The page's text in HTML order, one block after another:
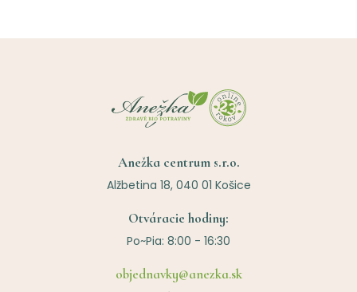
Anežka centrum s.r.o.
Alžbetina 18, 040 01 Košice
Otváracie hodiny:
Po~Pia: 8:00 - 16:30
objednavky@anezka.sk